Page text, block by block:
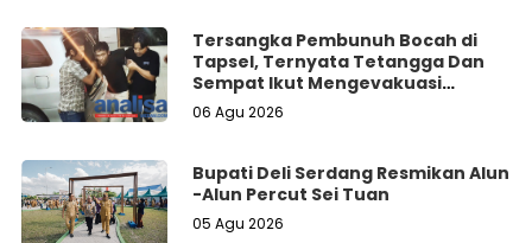
Tersangka Pembunuh Bocah di
Tapsel, Ternyata Tetangga Dan
Sempat Ikut Mengevakuasi
Korban Dari Dalam Sumur
06 Agu 2026
Bupati Deli Serdang Resmikan Alun
-Alun Percut Sei Tuan
05 Agu 2026